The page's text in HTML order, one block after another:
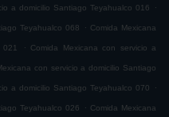
a domicilio Santiago Teyahualco 016 .
Teyahualco 068 . Comida Mexicana
021 . Comida Mexicana con servicio a
con servicio a domicilio Santiago
a domicilio Santiago Teyahualco 070 .
Teyahualco 026 . Comida Mexicana